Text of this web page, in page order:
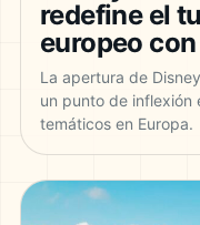
redefine el
europeo
La apertura de
un punto de inflexión
temáticos en Europa.